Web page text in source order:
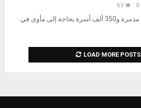
0
63
410 آلاف وحدة سكنية مدمرة و350 ألف أسرة بحاجة إلى مأوى في
LOAD MORE POSTS